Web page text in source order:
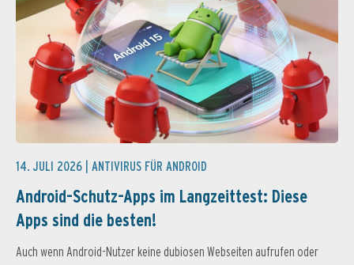
14. JULI 2026 | ANTIVIRUS FÜR ANDROID
Android-Schutz-Apps im Langzeittest: Diese
Apps sind die besten!
Auch wenn Android-Nutzer keine dubiosen Webseiten aufrufen oder